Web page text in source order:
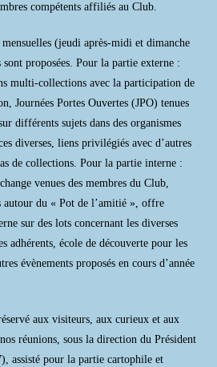
compétents affiliés au Club.
(jeudi après-midi et dimanche
proposées. Pour la partie externe :
multi-collections avec la participation de
Journées Portes Ouvertes (JPO) tenues
différents sujets dans des organismes
diverses, liens privilégiés avec d’autres
de collections. Pour la partie interne :
venues des membres du Club,
autour du « Pot de l’amitié », offre
sur des lots concernant les diverses
adhérents, école de découverte pour les
évènements proposés en cours d’année
aux visiteurs, aux curieux et aux
réunions, sous la direction du Président
assisté pour la partie cartophile et